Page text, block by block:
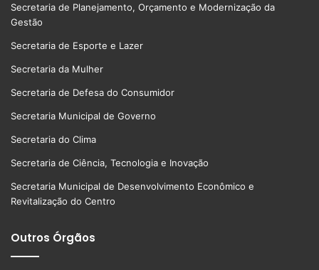
Secretaria de Planejamento, Orçamento e Modernização da
Gestão
Secretaria de Esporte e Lazer
Secretaria da Mulher
Secretaria de Defesa do Consumidor
Secretaria Municipal de Governo
Secretaria do Clima
Secretaria de Ciência, Tecnologia e Inovação
Secretaria Municipal de Desenvolvimento Econômico e
Revitalização do Centro
Outros Órgãos